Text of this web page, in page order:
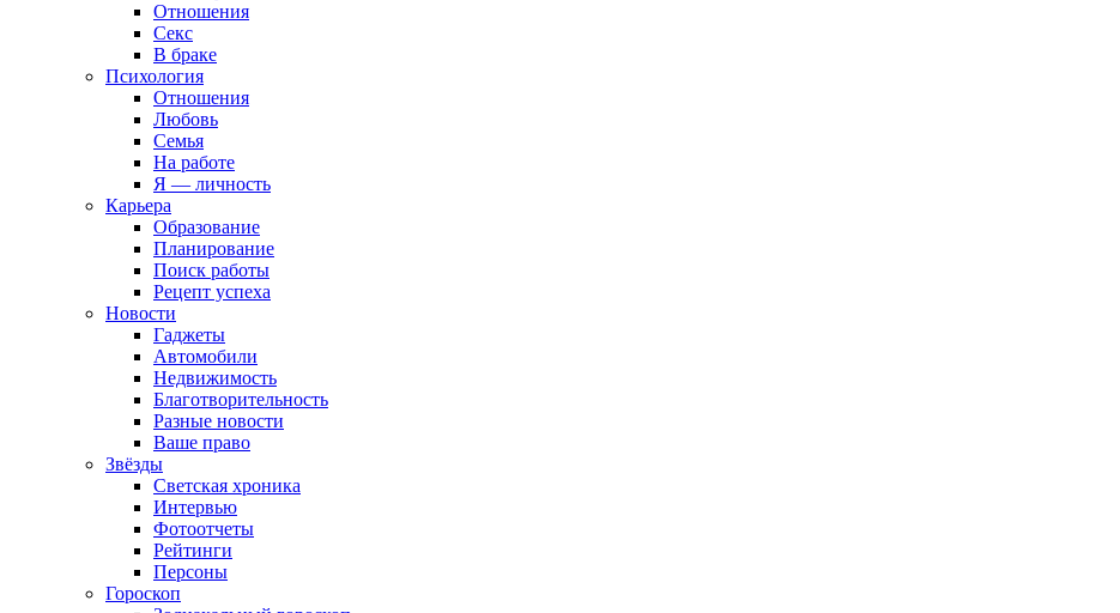
Отношения
Секс
В браке
Психология
Отношения
Любовь
Семья
На работе
Я — личность
Карьера
Образование
Планирование
Поиск работы
Рецепт успеха
Новости
Гаджеты
Автомобили
Недвижимость
Благотворительность
Разные новости
Ваше право
Звёзды
Светская хроника
Интервью
Фотоотчеты
Рейтинги
Персоны
Гороскоп